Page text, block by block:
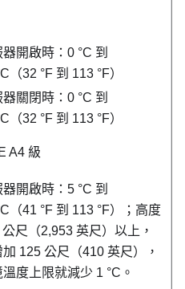
開啟時：0 °C 到
（32 °F 到 113 °F）
關閉時：0 °C 到
（32 °F 到 113 °F）
A4 級
開啟時：5 °C 到
（41 °F 到 113 °F）；高度
尺（2,953 英尺）以上，
125 公尺（410 英尺），
度上限就減少 1 °C。